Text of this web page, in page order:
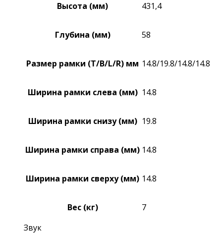
Высота (мм) 431,4
Глубина (мм) 58
Размер рамки (T/B/L/R) мм 14.8/19.8/14.8/14.8
Ширина рамки слева (мм) 14.8
Ширина рамки снизу (мм) 19.8
Ширина рамки справа (мм) 14.8
Ширина рамки сверху (мм) 14.8
Вес (кг)
7
Звук